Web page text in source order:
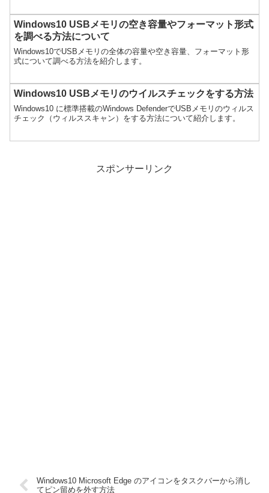
Windows10 USBメモリの空き容量やフォーマット形式
を調べる方法について
Windows10でUSBメモリの全体の容量や空き容量、フォーマット形
式について調べる方法を紹介します。
Windows10 USBメモリのウイルスチェックをする方法
Windows10 に標準搭載のWindows DefenderでUSBメモリのウィルス
チェック（ウィルススキャン）をする方法について紹介します。
スポンサーリンク
Windows10 Microsoft Edge のアイコンをタスクバーから消し
てピン留めを外す方法